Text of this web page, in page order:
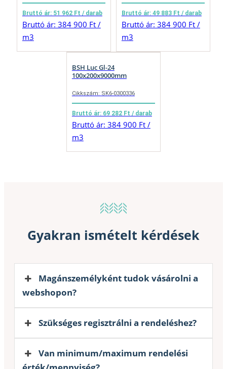
Bruttó ár: 51 962 Ft / darab
Bruttó ár: 384 900 Ft /
m3
Bruttó ár: 49 883 Ft / darab
Bruttó ár: 384 900 Ft /
m3
BSH Luc Gl-24
100x200x9000mm
Cikkszám: SK6-0300336
Bruttó ár: 69 282 Ft / darab
Bruttó ár: 384 900 Ft /
m3
Gyakran ismételt kérdések
Magánszemélyként tudok vásárolni a
webshopon?
Szükséges regisztrálni a rendeléshez?
Van minimum/maximum rendelési